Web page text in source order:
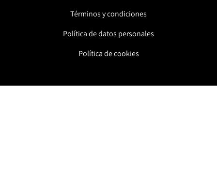
Términos y condiciones
Política de datos personales
Política de cookies